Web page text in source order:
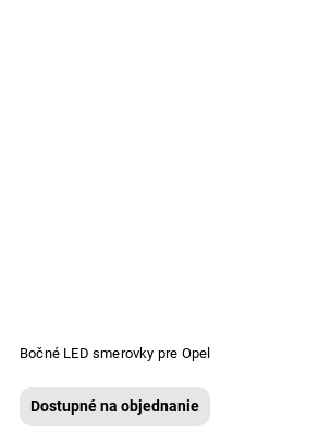
Bočné LED smerovky pre Opel
Dostupné na objednanie